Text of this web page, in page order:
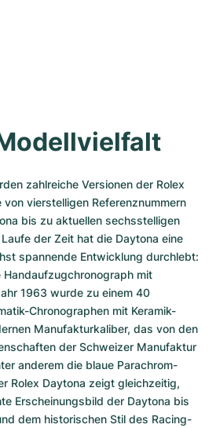
zahlreiche Versionen der Rolex
vierstelligen Referenznummern
bis zu aktuellen sechsstelligen
der Zeit hat die Daytona eine
spannende Entwicklung durchlebt:
Handaufzugchronograph mit
1963 wurde zu einem 40
Chronographen mit Keramik-
Manufakturkaliber, das von den
der Schweizer Manufaktur
anderem die blaue Parachrom-
Rolex Daytona zeigt gleichzeitig,
Erscheinungsbild der Daytona bis
dem historischen Stil des Racing-